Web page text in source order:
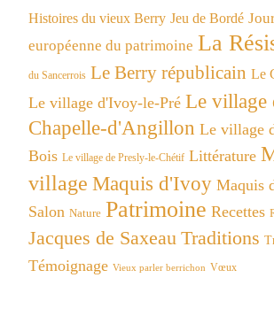
Histoires du vieux Berry Jeu de Bordé
européenne du patrimoine La
du Sancerrois Le Berry républicain Le
Le village d'Ivoy-le-Pré Le village
Chapelle-d'Angillon Le village
Bois Le village de Presly-le-Chétif Littérature
village Maquis d'Ivoy Maquis
Salon Nature Patrimoine Recettes
Jacques de Saxeau Traditions
Témoignage Vieux parler berrichon Vœux